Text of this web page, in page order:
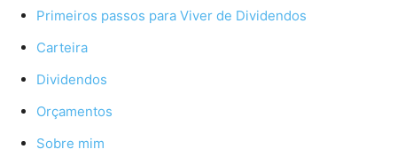
Primeiros passos para Viver de Dividendos
Carteira
Dividendos
Orçamentos
Sobre mim